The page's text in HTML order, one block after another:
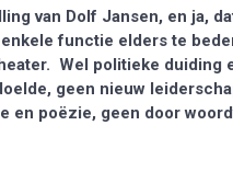
van Dolf Jansen, en ja,
functie elders te
Wel politieke duiding
geen nieuw
en poëzie, geen door